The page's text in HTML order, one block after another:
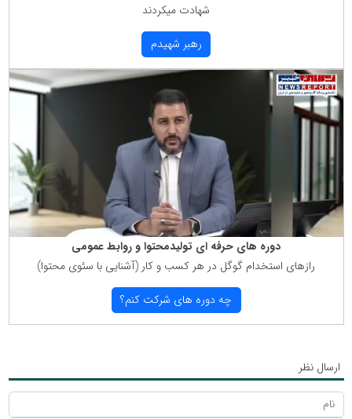
شهادت میكردند
رهبر شهیدم
دوره های حرفه ای تولیدمحتوا و روابط عمومی
رازهای استخدام گوگل در هر كسب و كار (آشنایی با سئوی محتوا)
چه دوره های شركت كنم؟
ارسال نظر